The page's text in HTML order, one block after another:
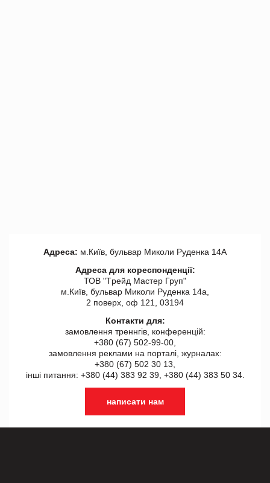
Адреса: м.Київ, бульвар Миколи Руденка 14А
Адреса для кореспонденції:
ТОВ "Tрейд Мастер Груп"
м.Київ, бульвар Миколи Руденка 14а,
2 поверх, оф 121, 03194
Контакти для:
замовлення треннгів, конференцій:
+380 (67) 502-99-00,
замовлення реклами на порталі, журналах:
+380 (67) 502 30 13,
інші питання: +380 (44) 383 92 39, +380 (44) 383 50 34.
написати нам